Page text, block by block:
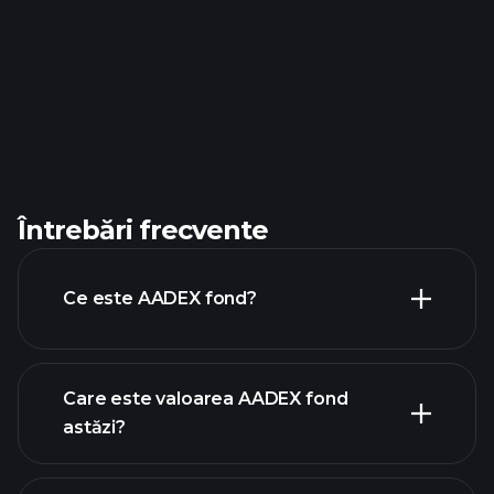
Întrebări frecvente
Ce este AADEX fond?
Care este valoarea AADEX fond
astăzi?